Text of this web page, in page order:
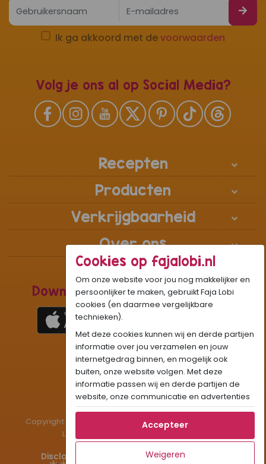
Ik ga akkoord met devoorwaarden
Volg je ons al op Social Media?
Recepten
Producten
Verkrijgbaarheid
Over ons
Download de Recepten Webapp
WhatsApp Community:
Onze gifjes al eens geprobeerd?: GIF
Beleef Sandhia’s Recepten in:
Copyright © 1983 - 2026 Stichting Administratiekantoor
Laigsingh Holding. All rights reserved.
Disclaimer Privacy & Cookies
Cookies op fajalobi.nl
Om onze website voor jou nog makkelijker en
persoonlijker te maken, gebruikt Faja Lobi
cookies (en daarmee vergelijkbare
technieken).
Met deze cookies kunnen wij en derde partijen
informatie over jou verzamelen en jouw
internetgedrag binnen, en mogelijk ook
buiten, onze website volgen. Met deze
informatie passen wij en derde partijen de
website, onze communicatie en advertenties
aan op jouw interesses en profiel. Daarnaast
kan je door deze cookies informatie delen via
Als je op "Accepteer" klikt, dan geef je Faja
Accepteer
Weigeren